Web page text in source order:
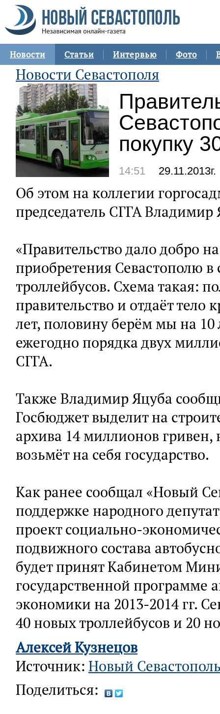
Новости Статьи Интервью Фото
Новости Севастополя
покупку
14:51 29.11.2013г.
Об этом на коллегии
председатель СГГА Владимир
«Правительство дало добро
приобретения Севастополю
троллейбусов. Схема такая:
правительство и отдаёт тело
лет, половину берём мы на
ежегодно порядка двух
СГГА.
Также Владимир Яцуба
Госбюджет выделит на
архива 14 миллионов гривен,
возьмёт на себя государство.
Как ранее сообщал «Новый
поддержке народного
проект социально-
подвижного состава
будет принят Кабинетом
государственной программе
экономики на 2013-2014 гг.
40 новых троллейбусов и 20
Алексей Кузнецов
Источник: Новый
Поделиться: